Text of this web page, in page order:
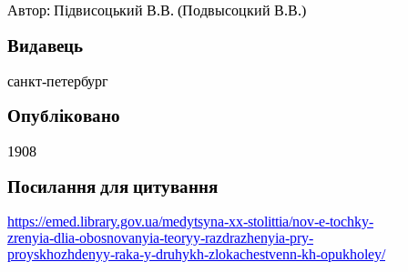
Автор: Підвисоцький В.В. (Подвысоцкий В.В.)
Видавець
санкт-петербург
Опубліковано
1908
Посилання для цитування
https://emed.library.gov.ua/medytsyna-xx-stolittia/nov-e-tochky-
zrenyia-dlia-obosnovanyia-teoryy-razdrazhenyia-pry-
proyskhozhdenyy-raka-y-druhykh-zlokachestvenn-kh-opukholey/